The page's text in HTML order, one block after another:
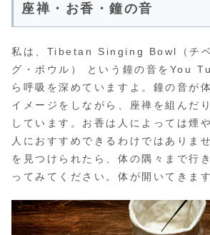
座禅・お香・鐘の音
私は、Tibetan Singing Bowl（チベ
グ・ボウル） という鐘の音をYou
ら呼吸を深めていますよ。鐘の音が
イメージをしながら、座禅を組んだ
しています。お香は人によっては煙
人におすすめできるわけではありま
を見つけられたら、体の隅々まで行
ってみてください。体が開いてきます